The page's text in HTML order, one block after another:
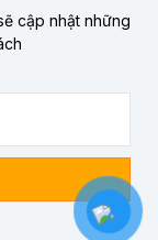
cập nhật những